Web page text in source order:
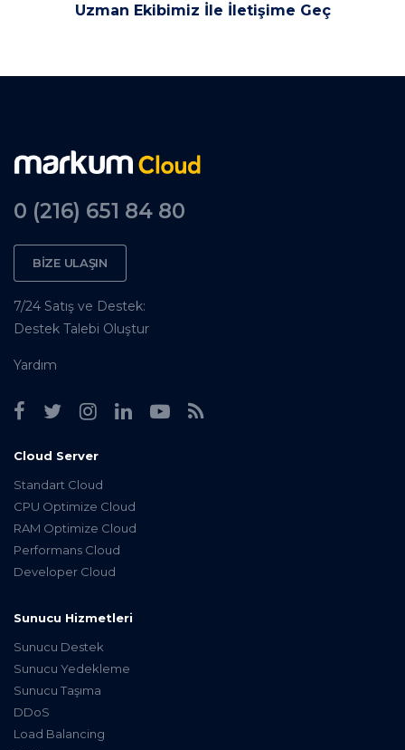
Uzman Ekibimiz İle İletişime Geç
0 (216) 651 84 80
BİZE ULAŞIN
7/24 Satış ve Destek:
Destek Talebi Oluştur
Yardım
Cloud Server
Standart Cloud
CPU Optimize Cloud
RAM Optimize Cloud
Performans Cloud
Developer Cloud
Sunucu Hizmetleri
Sunucu Destek
Sunucu Yedekleme
Sunucu Taşıma
DDoS
Load Balancing